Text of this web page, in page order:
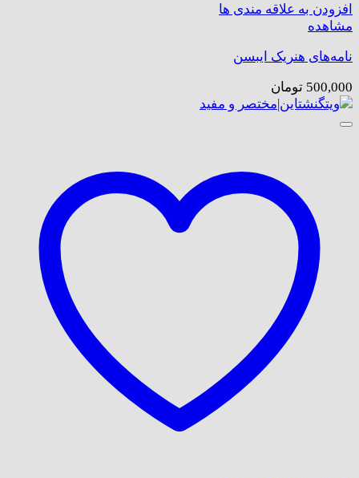
افزودن به علاقه مندی ها
مشاهده
نامه‌های هنریک ایبسن
500,000 تومان